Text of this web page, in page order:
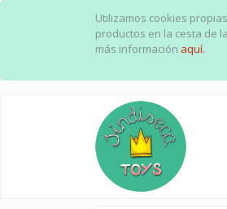
Utilizamos cookies
productos en la cesta de
más información aquí.